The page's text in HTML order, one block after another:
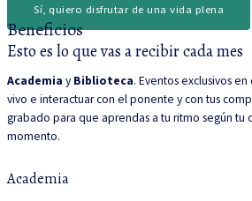
Sí, quiero disfrutar de una vida plena
Beneficios
Esto es lo que vas a recibir cada mes
Academia y Biblioteca. Eventos exclusivos
vivo e interactuar con el ponente y con tus
grabado para que aprendas a tu ritmo según tu
momento.
Academia